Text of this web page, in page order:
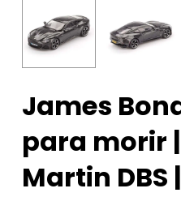
James
para morir
Martin DBS